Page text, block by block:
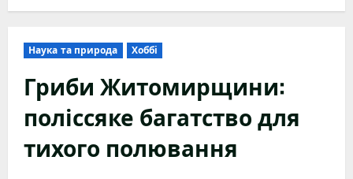
Наука та природа Хоббі
Гриби Житомирщини:
поліссяке багатство для
тихого полювання